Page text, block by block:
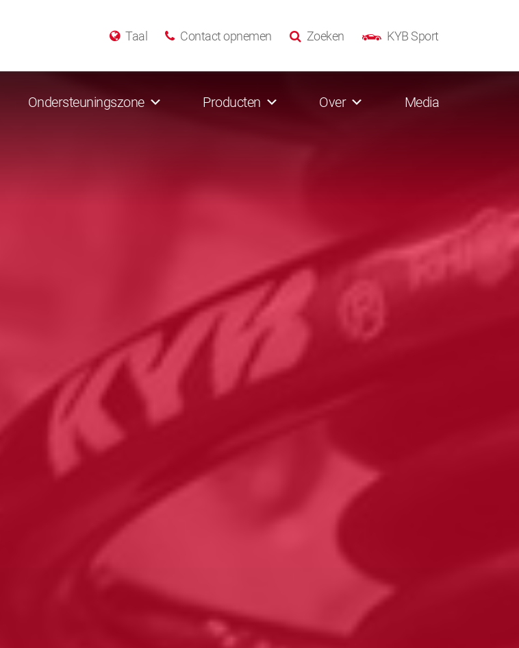
KYB Sport
Zoeken
Contact opnemen
Taal
Ondersteuningszone Producten Over Media